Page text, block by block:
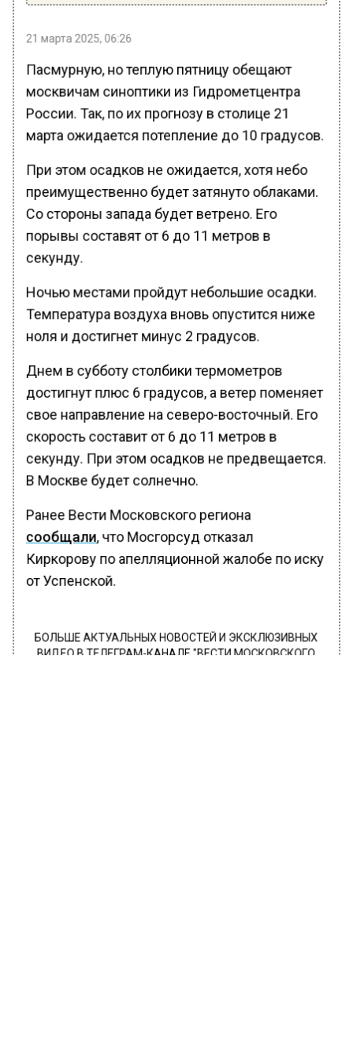
21 марта 2025, 06:26
Пасмурную, но теплую пятницу обещают
москвичам синоптики из Гидрометцентра
России. Так, по их прогнозу в столице 21
марта ожидается потепление до 10 градусов.
При этом осадков не ожидается, хотя небо
преимущественно будет затянуто облаками.
Со стороны запада будет ветрено. Его
порывы составят от 6 до 11 метров в
секунду.
Ночью местами пройдут небольшие осадки.
Температура воздуха вновь опустится ниже
ноля и достигнет минус 2 градусов.
Днем в субботу столбики термометров
достигнут плюс 6 градусов, а ветер поменяет
свое направление на северо-восточный. Его
скорость составит от 6 до 11 метров в
секунду. При этом осадков не предвещается.
В Москве будет солнечно.
Ранее Вести Московского региона
сообщали, что Мосгорсуд отказал
Киркорову по апелляционной жалобе по иску
от Успенской.
БОЛЬШЕ АКТУАЛЬНЫХ НОВОСТЕЙ И ЭКСКЛЮЗИВНЫХ
ВИДЕО В ТЕЛЕГРАМ-КАНАЛЕ "ВЕСТИ МОСКОВСКОГО